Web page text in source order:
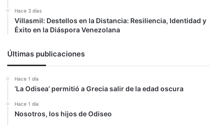
Hace 3 días
Villasmil: Destellos en la Distancia: Resiliencia, Identidad y
Éxito en la Diáspora Venezolana
Últimas publicaciones
Hace 1 día
‘La Odisea’ permitió a Grecia salir de la edad oscura
Hace 1 día
Nosotros, los hijos de Odiseo